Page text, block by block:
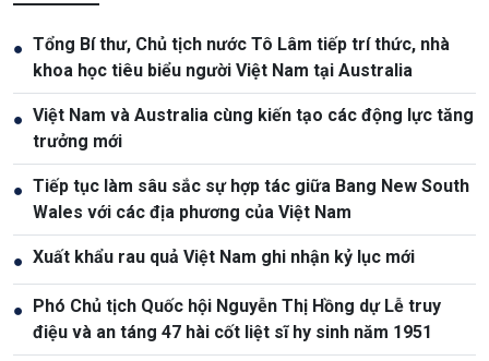
● Tổng Bí thư, Chủ tịch nước Tô Lâm tiếp trí thức, nhà
khoa học tiêu biểu người Việt Nam tại Australia
● Việt Nam và Australia cùng kiến tạo các động lực tăng
trưởng mới
● Tiếp tục làm sâu sắc sự hợp tác giữa Bang New South
Wales với các địa phương của Việt Nam
● Xuất khẩu rau quả Việt Nam ghi nhận kỷ lục mới
● Phó Chủ tịch Quốc hội Nguyễn Thị Hồng dự Lễ truy
điệu và an táng 47 hài cốt liệt sĩ hy sinh năm 1951